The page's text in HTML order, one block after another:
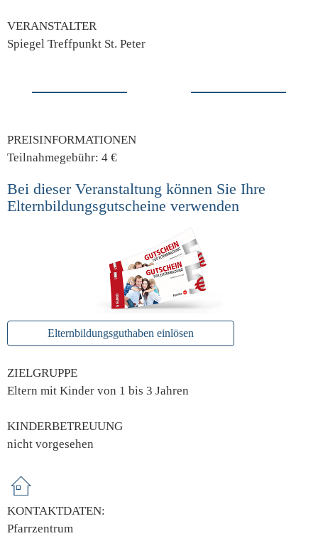
VERANSTALTER
Spiegel Treffpunkt St. Peter
PREISINFORMATIONEN
Teilnahmegebühr: 4 €
Bei dieser Veranstaltung können Sie Ihre
Elternbildungsgutscheine verwenden
Elternbildungsguthaben einlösen
ZIELGRUPPE
Eltern mit Kinder von 1 bis 3 Jahren
KINDERBETREUUNG
nicht vorgesehen
KONTAKTDATEN:
Pfarrzentrum